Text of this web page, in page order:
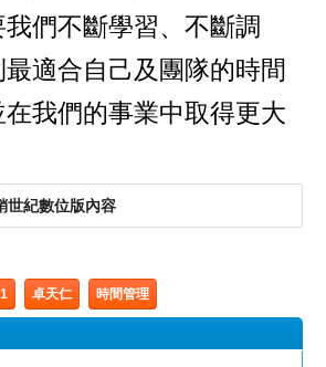
們不斷學習、不斷調
適合自己及團隊的時間
我們的事業中取得更大
世紀數位版內容
卓天仁 時間管理